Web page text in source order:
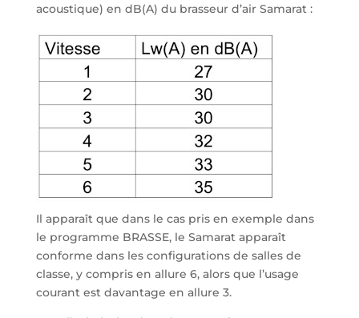
acoustique) en dB(A) du brasseur d’air Samarat :
Il apparaît que dans le cas pris en exemple dans
le programme BRASSE, le Samarat apparaît
conforme dans les configurations de salles de
classe, y compris en allure 6, alors que l’usage
courant est davantage en allure 3.